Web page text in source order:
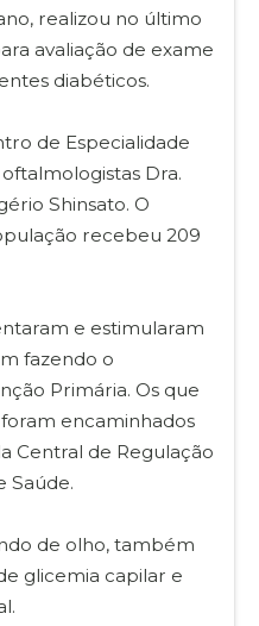
realizou no último
avaliação de exame
diabéticos.
de Especialidade
Dra.
Shinsato. O
recebeu 209
e estimularam
fazendo o
Primária. Os que
encaminhados
Central de Regulação
Saúde.
de olho, também
glicemia capilar e